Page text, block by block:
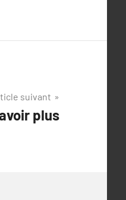
suivant
plus